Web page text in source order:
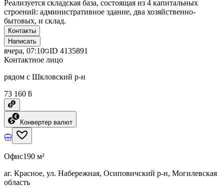
Реализуется складская база, состоящая из 4 капитальных
строений: административное здание, два хозяйственно-
бытовых, и склад.
Контакты
Написать
вчера, 07:10 ID 4135891
Контактное лицо
рядом с Шкловский р-н
73 160 ƃ
Конвертер валют
Офис190 м²
аг. Красное, ул. Набережная, Осиповичский р-н, Могилевская
область